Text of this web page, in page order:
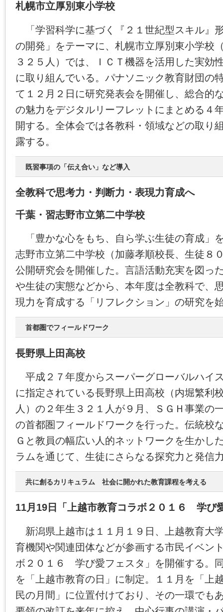
札幌市立厚別東小学校
「学習科学に基づく『２１世紀型スキル』
の開発」をテーマに、札幌市立厚別東小学校
３２５人）では、ＩＣＴ機器を活用した実効
に取り組んでいる。パナソニック教育財団の
て１２月２日に研究発表会を開催し、総合的
の魅力をデジタルリーフレットにまとめる４
開する。全体会では各教科・領域などの取り
露する。
既習事項の「伝え合い」など導入
全教科で思考力・判断力・表現力育成へ
千葉・習志野市立第二中学校
「豊かな心をもち、自ら学ぶ生徒の育成」
志野市立第二中学校（加藤孝順校長、生徒８
公開研究会を開催した。言語活動充実を図っ
や生徒の実態などから、本年度は全教科で、
現力を育成する「リフレクション」の研究を
首都圏でフィールドワーク
長野県上田高校
平成２７年度からスーパーグローバルハイ
に指定されている長野県上田高校（内堀繁利
人）の２年生３２１人が９月、ＳＧＨ事業の
の首都圏フィールドワークを行った。伝統校
Ｇと教員の幅広い人的ネットワークを生かし
ラムを通じて、生徒にさらなる探究力と発信
共に創るカリキュラム 社会に開かれた教育課程を考える
11月19日「上越市教育コラボ２０１６ 学び
新潟県上越市は１１月１９日、上越教育大
育機関や関連団体などが参画する市民イベン
ボ２０１６ 学び愛フェスタ」を開催する。
を「上越市教育の日」に制定。１１月を「上
民の月間」に位置付けており、その一環でも